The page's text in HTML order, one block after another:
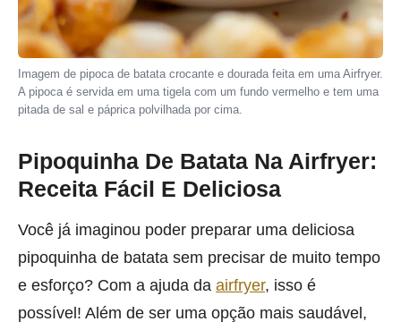
Imagem de pipoca de batata crocante e dourada feita em uma Airfryer.
A pipoca é servida em uma tigela com um fundo vermelho e tem uma
pitada de sal e páprica polvilhada por cima.
Pipoquinha De Batata Na Airfryer:
Receita Fácil E Deliciosa
Você já imaginou poder preparar uma deliciosa
pipoquinha de batata sem precisar de muito tempo
e esforço? Com a ajuda da airfryer, isso é
possível! Além de ser uma opção mais saudável,